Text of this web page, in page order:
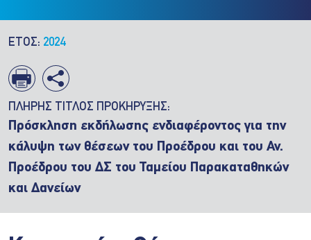
ΕΤΟΣ: 2024
ΠΛΗΡΗΣ ΤΙΤΛΟΣ ΠΡΟΚΗΡΥΞΗΣ:
Πρόσκληση εκδήλωσης ενδιαφέροντος για την
κάλυψη των θέσεων του Προέδρου και του Αν.
Προέδρου του ΔΣ του Ταμείου Παρακαταθηκών
και Δανείων